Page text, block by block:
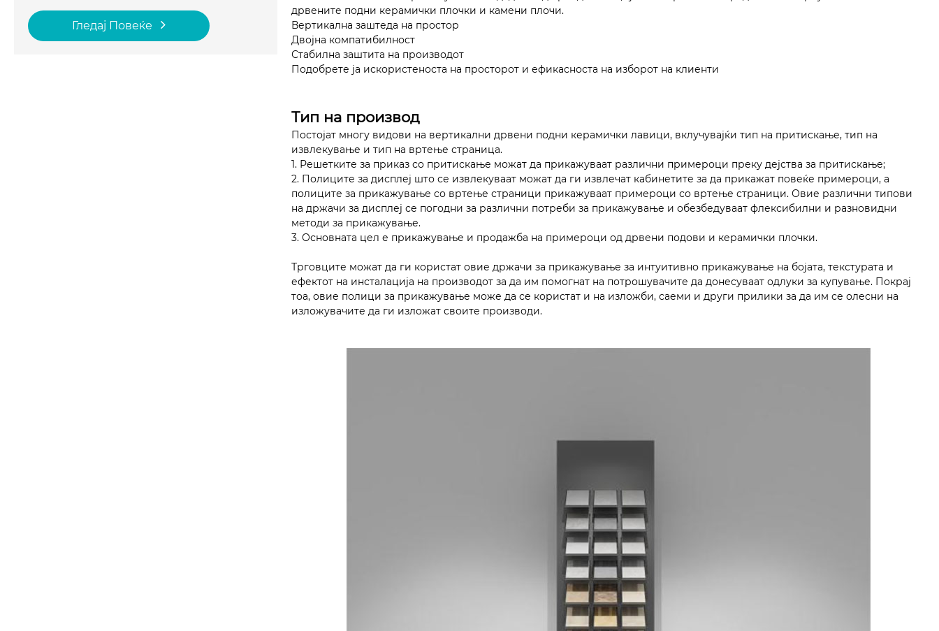
Гледај Повеќе
дрвените подни керамички плочки и камени плочи.
Вертикална заштеда на простор
Двојна компатибилност
Стабилна заштита на производот
Подобрете ја искористеноста на просторот и ефикасноста на изборот на клиенти
Тип на производ
Постојат многу видови на вертикални дрвени подни керамички лавици, вклучувајќи тип на притискање, тип на
извлекување и тип на вртење страница.
1. Решетките за приказ со притискање можат да прикажуваат различни примероци преку дејства за притискање;
2. Полиците за дисплеј што се извлекуваат можат да ги извлечат кабинетите за да прикажат повеќе примероци, а
полиците за прикажување со вртење страници прикажуваат примероци со вртење страници. Овие различни типови
на држачи за дисплеј се погодни за различни потреби за прикажување и обезбедуваат флексибилни и разновидни
методи за прикажување.
3. Основната цел е прикажување и продажба на примероци од дрвени подови и керамички плочки.
Трговците можат да ги користат овие држачи за прикажување за интуитивно прикажување на бојата, текстурата и
ефектот на инсталација на производот за да им помогнат на потрошувачите да донесуваат одлуки за купување. Покрај
тоа, овие полици за прикажување може да се користат и на изложби, саеми и други прилики за да им се олесни на
изложувачите да ги изложат своите производи.